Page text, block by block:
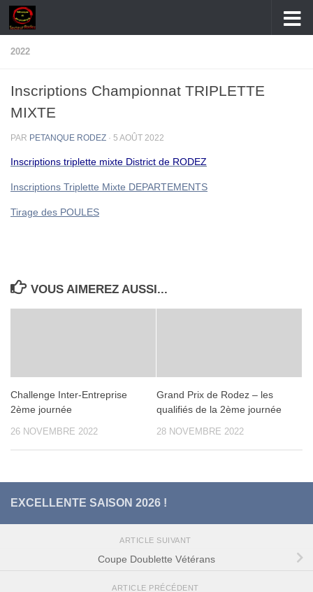
Skip to content
2022
Inscriptions Championnat TRIPLETTE
MIXTE
PAR PETANQUE RODEZ · 5 AOÛT 2022
Inscriptions triplette mixte District de RODEZ
Inscriptions Triplette Mixte DEPARTEMENTS
Tirage des POULES
VOUS AIMEREZ AUSSI...
Challenge Inter-Entreprise
2ème journée
26 NOVEMBRE 2022
Grand Prix de Rodez – les
qualifiés de la 2ème journée
28 NOVEMBRE 2022
EXCELLENTE SAISON 2026 !
ARTICLE SUIVANT
Coupe Doublette Vétérans
ARTICLE PRÉCÉDENT